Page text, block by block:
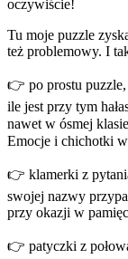
oczywiście!
Tu moje puzzle
też problemowy. I
👉 po prostu
ile jest przy tym
nawet w ósmej
Emocje i chichotki
👉 klamerki z
swojej nazwy
przy okazji w
👉 patyczki z